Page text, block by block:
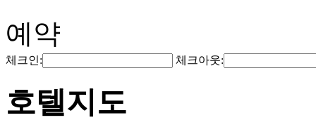
예약
체크인: 체크아웃:
호텔지도